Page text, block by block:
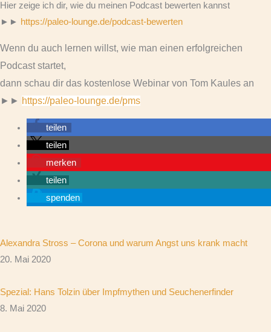
Hier zeige ich dir, wie du meinen Podcast bewerten kannst
►► https://paleo-lounge.de/podcast-bewerten
Wenn du auch lernen willst, wie man einen erfolgreichen
Podcast startet,
dann schau dir das kostenlose Webinar von Tom Kaules an
►► https://paleo-lounge.de/pms
teilen
teilen
merken
teilen
spenden
Alexandra Stross – Corona und warum Angst uns krank macht
20. Mai 2020
Spezial: Hans Tolzin über Impfmythen und Seuchenerfinder
8. Mai 2020